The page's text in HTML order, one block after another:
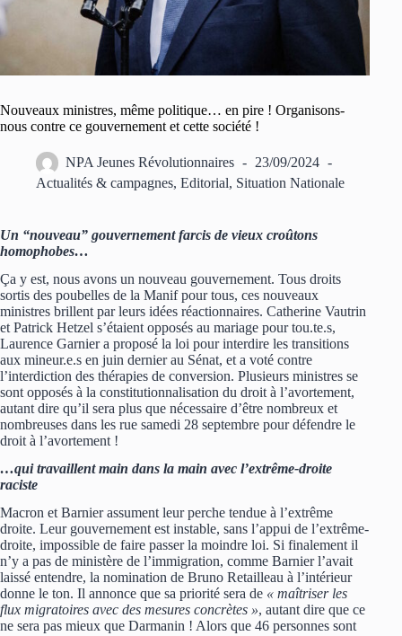
Nouveaux ministres, même politique… en pire ! Organisons-
nous contre ce gouvernement et cette société !
NPA Jeunes Révolutionnaires
23/09/2024
Actualités & campagnes, Editorial, Situation Nationale
Un “nouveau” gouvernement farcis de vieux croûtons
homophobes…
Ça y est, nous avons un nouveau gouvernement. Tous droits
sortis des poubelles de la Manif pour tous, ces nouveaux
ministres brillent par leurs idées réactionnaires. Catherine Vautrin
et Patrick Hetzel s’étaient opposés au mariage pour tou.te.s,
Laurence Garnier a proposé la loi pour interdire les transitions
aux mineur.e.s en juin dernier au Sénat, et a voté contre
l’interdiction des thérapies de conversion. Plusieurs ministres se
sont opposés à la constitutionnalisation du droit à l’avortement,
autant dire qu’il sera plus que nécessaire d’être nombreux et
nombreuses dans les rue samedi 28 septembre pour défendre le
droit à l’avortement !
…qui travaillent main dans la main avec l’extrême-droite
raciste
Macron et Barnier assument leur perche tendue à l’extrême
droite. Leur gouvernement est instable, sans l’appui de l’extrême-
droite, impossible de faire passer la moindre loi. Si finalement il
n’y a pas de ministère de l’immigration, comme Barnier l’avait
laissé entendre, la nomination de Bruno Retailleau à l’intérieur
donne le ton. Il annonce que sa priorité sera de « maîtriser les
flux migratoires avec des mesures concrètes », autant dire que ce
ne sera pas mieux que Darmanin ! Alors que 46 personnes sont